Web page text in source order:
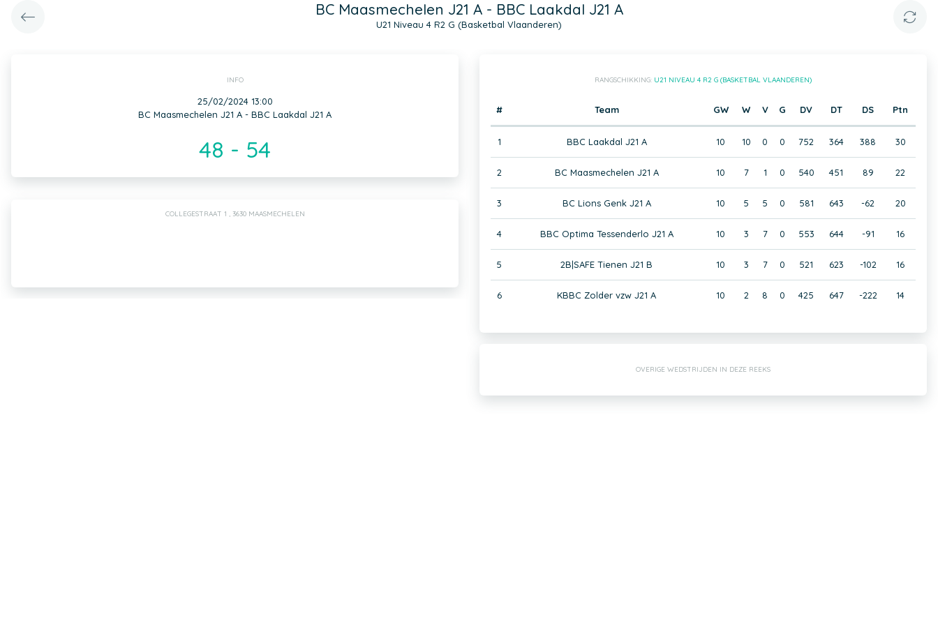
BC Maasmechelen J21 A - BBC Laakdal J21 A
U21 Niveau 4 R2 G (Basketbal Vlaanderen)
INFO
25/02/2024 13:00
BC Maasmechelen J21 A - BBC Laakdal J21 A
48 - 54
COLLEGESTRAAT 1 , 3630 MAASMECHELEN
RANGSCHIKKING: U21 NIVEAU 4 R2 G (BASKETBAL VLAANDEREN)
# Team GW W V G DV DT DS Ptn
1 BBC Laakdal J21 A 10 10 0 0 752 364 388 30
2 BC Maasmechelen J21 A 10 7 1 0 540 451 89 22
3 BC Lions Genk J21 A 10 5 5 0 581 643 -62 20
4 BBC Optima Tessenderlo J21 A 10 3 7 0 553 644 -91 16
5 2B|SAFE Tienen J21 B 10 3 7 0 521 623 -102 16
6 KBBC Zolder vzw J21 A 10 2 8 0 425 647 -222 14
OVERIGE WEDSTRIJDEN IN DEZE REEKS